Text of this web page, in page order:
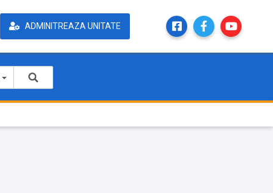
ADMINITREAZA UNITATE